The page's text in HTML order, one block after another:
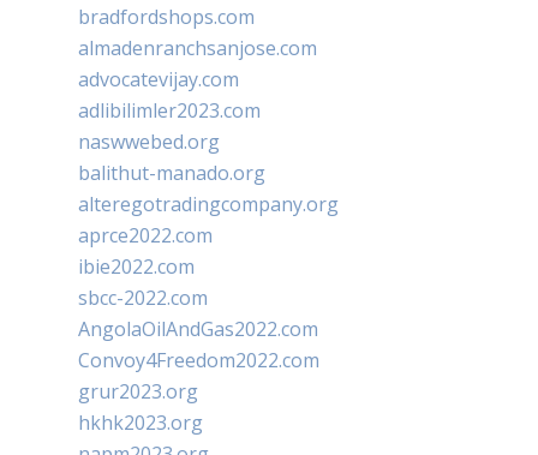
bradfordshops.com
almadenranchsanjose.com
advocatevijay.com
adlibilimler2023.com
naswwebed.org
balithut-manado.org
alteregotradingcompany.org
aprce2022.com
ibie2022.com
sbcc-2022.com
AngolaOilAndGas2022.com
Convoy4Freedom2022.com
grur2023.org
hkhk2023.org